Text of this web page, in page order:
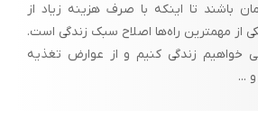
روی رتهای مبتلا به استئوپورز از 60 رت ماده‌ای که 32 هفته سن داشتند در
باشند تا اینکه با صرف هزینه زیاد از
از مهمترین را‌ه‌ها اصلاح سبک زندگی است.
‌خواهیم زندگی کنیم و از عوارض تغذیه
...